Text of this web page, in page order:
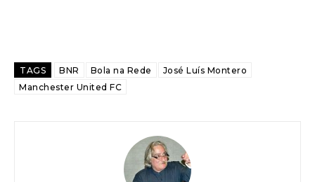
TAGS BNR Bola na Rede
José Luís Montero
Manchester United FC